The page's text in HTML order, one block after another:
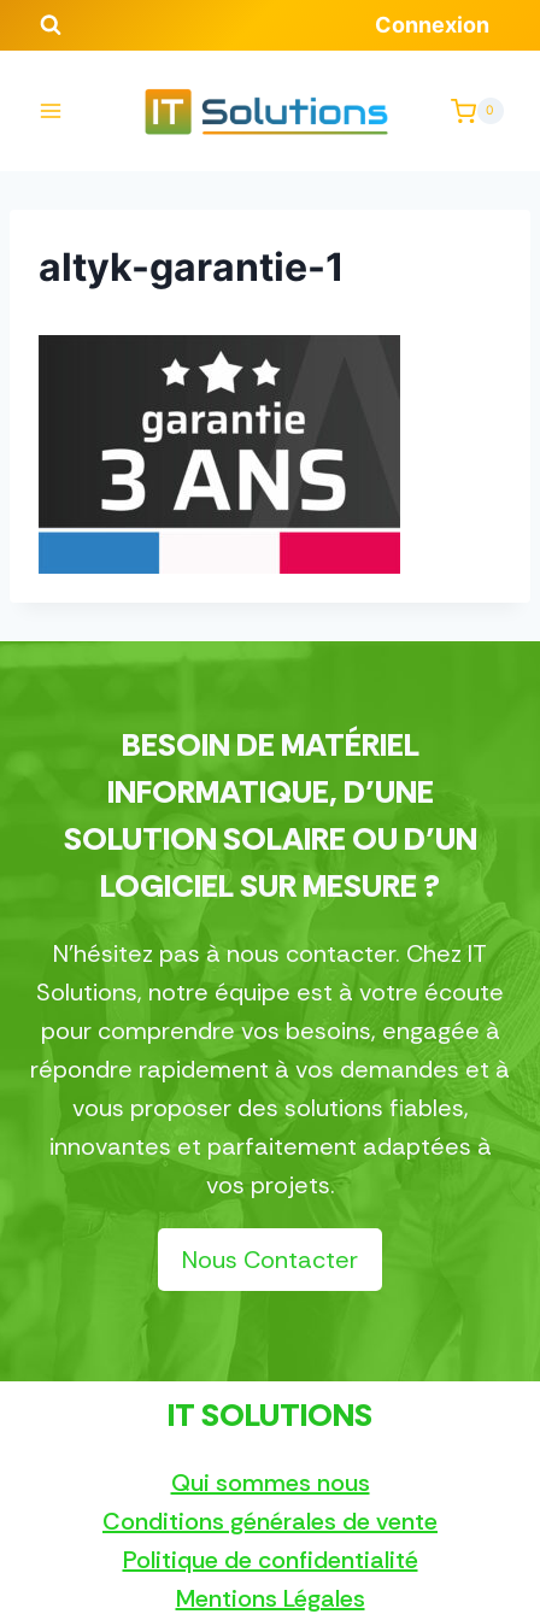
Aller
au
Connexion
0
altyk-garantie-1
BESOIN DE MATÉRIEL
INFORMATIQUE, D’UNE
SOLUTION SOLAIRE OU D’UN
LOGICIEL SUR MESURE ?
N’hésitez pas à nous contacter. Chez IT
Solutions, notre équipe est à votre écoute
pour comprendre vos besoins, engagée à
répondre rapidement à vos demandes et à
vous proposer des solutions fiables,
innovantes et parfaitement adaptées à
vos projets.
Nous Contacter
IT SOLUTIONS
Qui sommes nous
Conditions générales de vente
Politique de confidentialité
Mentions Légales